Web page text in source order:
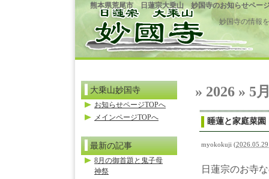
熊本県荒尾市 日蓮宗大乗山 妙国寺のお知らせペー
妙国寺の情報
» 2026 » 5
睡蓮と家庭菜園
myokokuji (
日蓮宗のお寺
大乗山妙国寺
お知らせページTOPへ
メインページTOPへ
最新の記事
8月の御首題と鬼子母
神祭